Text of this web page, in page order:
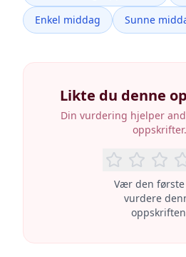
Enkel middag
Sunne
Likte du denne
Din vurdering hjelper
oppskrifter.
Vær den
vurdere